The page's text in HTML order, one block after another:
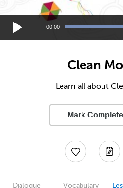
00:00
Clean
Learn all about
Mark Complete
Dialogue Vocabulary